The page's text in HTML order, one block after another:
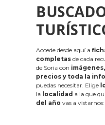
Accede desde aquí a
completas de cada
de Soria con
precios y toda la
puedas necesitar. Elige
la localidad a la que
del año vas a vistarnos: